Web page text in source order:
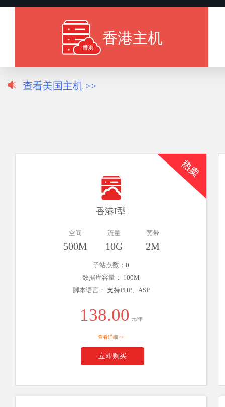
香港主机
查看美国主机 >>
香港I型
空间
500M
流量
10G
宽带
2M
子站点数： 0
数据库容量： 100M
脚本语言： 支持PHP、ASP
138.00 元/年
查看详细>>
立即购买